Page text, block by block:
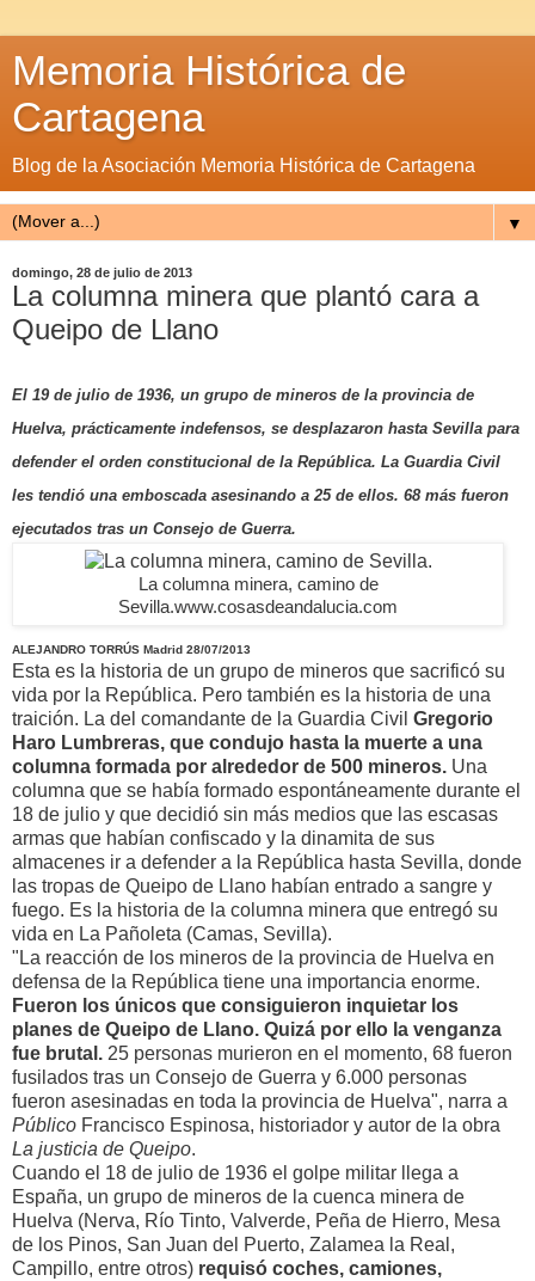
Memoria Histórica de
Cartagena
Blog de la Asociación Memoria Histórica de Cartagena
▼
domingo, 28 de julio de 2013
La columna minera que plantó cara a
Queipo de Llano
El 19 de julio de 1936, un grupo de mineros de la provincia de
Huelva, prácticamente indefensos, se desplazaron hasta Sevilla para
defender el orden constitucional de la República. La Guardia Civil
les tendió una emboscada asesinando a 25 de ellos. 68 más fueron
ejecutados tras un Consejo de Guerra.
La columna minera, camino de
Sevilla.www.cosasdeandalucia.com
ALEJANDRO TORRÚS Madrid 28/07/2013
Esta es la historia de un grupo de mineros que sacrificó su
vida por la República. Pero también es la historia de una
traición. La del comandante de la Guardia Civil Gregorio
Haro Lumbreras, que condujo hasta la muerte a una
columna formada por alrededor de 500 mineros. Una
columna que se había formado espontáneamente durante el
18 de julio y que decidió sin más medios que las escasas
armas que habían confiscado y la dinamita de sus
almacenes ir a defender a la República hasta Sevilla, donde
las tropas de Queipo de Llano habían entrado a sangre y
fuego. Es la historia de la columna minera que entregó su
vida en La Pañoleta (Camas, Sevilla).
"La reacción de los mineros de la provincia de Huelva en
defensa de la República tiene una importancia enorme.
Fueron los únicos que consiguieron inquietar los
planes de Queipo de Llano. Quizá por ello la venganza
fue brutal. 25 personas murieron en el momento, 68 fueron
fusilados tras un Consejo de Guerra y 6.000 personas
fueron asesinadas en toda la provincia de Huelva", narra a
Público Francisco Espinosa, historiador y autor de la obra
La justicia de Queipo.
Cuando el 18 de julio de 1936 el golpe militar llega a
España, un grupo de mineros de la cuenca minera de
Huelva (Nerva, Río Tinto, Valverde, Peña de Hierro, Mesa
de los Pinos, San Juan del Puerto, Zalamea la Real,
Campillo, entre otros) requisó coches, camiones,